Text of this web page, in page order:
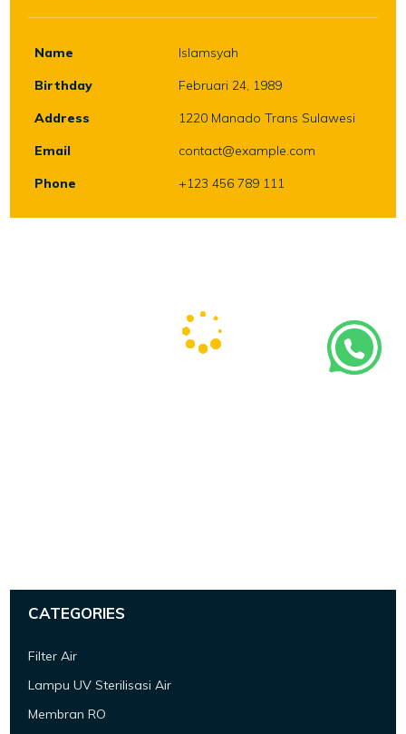
Name
Islamsyah
Birthday
Februari 24, 1989
Address
1220 Manado Trans Sulawesi
Email
contact@example.com
Phone
+123 456 789 111
CATEGORIES
Filter Air
Lampu UV Sterilisasi Air
Membran RO